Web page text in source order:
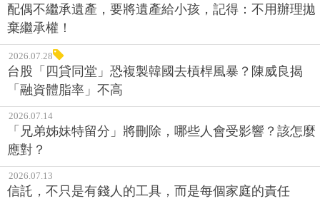
配偶不繼承遺產，要將遺產給小孩，記得：不用辦理拋
棄繼承權！
2026.07.28
台股「四貸同堂」恐複製韓國去槓桿風暴？陳威良揭
「融資體脂率」不高
2026.07.14
「兄弟姊妹特留分」將刪除，哪些人會受影響？該怎麼
應對？
2026.07.13
信託，不只是有錢人的工具，而是每個家庭的責任